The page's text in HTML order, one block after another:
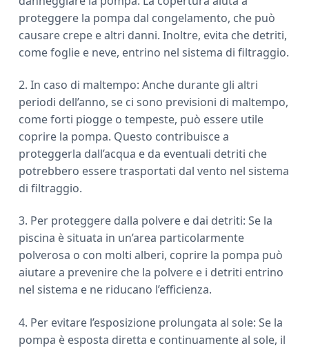
proteggere la pompa dal congelamento, che può
causare crepe e altri danni. Inoltre, evita che detriti,
come foglie e neve, entrino nel sistema di filtraggio.
2. In caso di maltempo: Anche durante gli altri
periodi dell’anno, se ci sono previsioni di maltempo,
come forti piogge o tempeste, può essere utile
coprire la pompa. Questo contribuisce a
proteggerla dall’acqua e da eventuali detriti che
potrebbero essere trasportati dal vento nel sistema
di filtraggio.
3. Per proteggere dalla polvere e dai detriti: Se la
piscina è situata in un’area particolarmente
polverosa o con molti alberi, coprire la pompa può
aiutare a prevenire che la polvere e i detriti entrino
nel sistema e ne riducano l’efficienza.
4. Per evitare l’esposizione prolungata al sole: Se la
pompa è esposta diretta e continuamente al sole, il